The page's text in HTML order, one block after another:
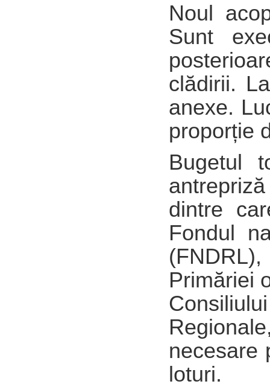
Noul
Sunt
clădirii.
anexe.
proporție
Bugetul
dintre
Fondul
Primăriei
necesare
loturi.